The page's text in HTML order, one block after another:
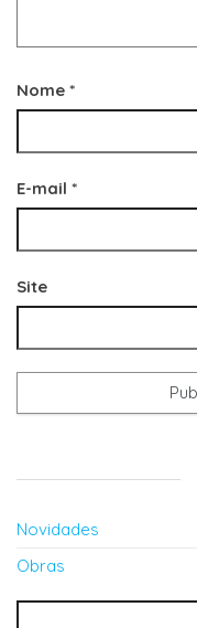
Nome *
E-mail *
Site
Novidades
Obras